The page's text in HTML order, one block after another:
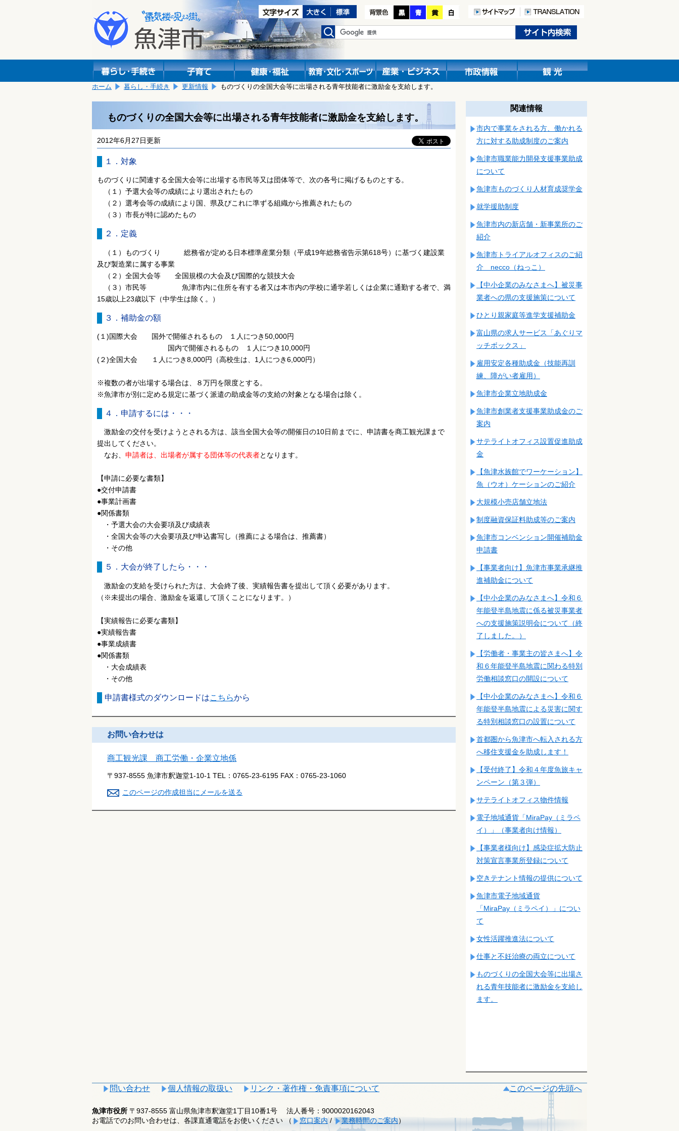
し
ホーム 暮らし・手続き 更新情報 ものづくりの全国大会等に出場される青年技能者に激励金を支給します。
ものづくりの全国大会等に出場される青年技能者に激励金を支給します。
2012年6月27日更新
１．対象
ものづくりに関連する全国大会等に出場する市民等又は団体等で、次の各号に掲げるものとする。
（１）予選大会等の成績により選出されたもの
（２）選考会等の成績により国、県及びこれに準ずる組織から推薦されたもの
（３）市長が特に認めたもの
２．定義
（１）ものづくり 総務省が定める日本標準産業分類（平成19年総務省告示第618号）に基づく建設業
及び製造業に属する事業
（２）全国大会等 全国規模の大会及び国際的な競技大会
（３）市民等 魚津市内に住所を有する者又は本市内の学校に通学若しくは企業に通勤する者で、満
15歳以上23歳以下（中学生は除く。）
３．補助金の額
(１)国際大会 国外で開催されるもの １人につき50,000円
国内で開催されるもの １人につき10,000円
(２)全国大会 １人につき8,000円（高校生は、1人につき6,000円）
※複数の者が出場する場合は、８万円を限度とする。
※魚津市が別に定める規定に基づく派遣の助成金等の支給の対象となる場合は除く。
４．申請するには・・・
激励金の交付を受けようとされる方は、該当全国大会等の開催日の10日前までに、申請書を商工観光課まで
提出してください。
なお、 申請者は、出場者が属する団体等の代表者となります。
【申請に必要な書類】
●交付申請書
●事業計画書
●関係書類
・予選大会の大会要項及び成績表
・全国大会等の大会要項及び申込書写し（推薦による場合は、推薦書）
・その他
５．大会が終了したら・・・
激励金の支給を受けられた方は、大会終了後、実績報告書を提出して頂く必要があります。
（※未提出の場合、激励金を返還して頂くことになります。）
【実績報告に必要な書類】
●実績報告書
●事業成績書
●関係書類
・大会成績表
・その他
申請書様式のダウンロードはこちらから
お問い合わせは
商工観光課 商工労働・企業立地係
〒937-8555 魚津市釈迦堂1-10-1 TEL： 0765-23-6195 FAX： 0765-23-1060
このページの作成担当にメールを送る
関連情報
市内で事業をされる方、働かれる
方に対する助成制度のご案内
魚津市職業能力開発支援事業助成
について
魚津市ものづくり人材育成奨学金
就学援助制度
魚津市内の新店舗・新事業所のご
紹介
魚津市トライアルオフィスのご紹
介 necco（ねっこ）
【中小企業のみなさまへ】被災事
業者への県の支援施策について
ひとり親家庭等進学支援補助金
富山県の求人サービス「あぐりマ
ッチボックス」
雇用安定各種助成金（技能再訓
練、障がい者雇用）
魚津市企業立地助成金
魚津市創業者支援事業助成金のご
案内
サテライトオフィス設置促進助成
金
【魚津水族館でワーケーション】
魚（ウオ）ケーションのご紹介
大規模小売店舗立地法
制度融資保証料助成等のご案内
魚津市コンベンション開催補助金
申請書
【事業者向け】魚津市事業承継推
進補助金について
【中小企業のみなさまへ】令和６
年能登半島地震に係る被災事業者
への支援施策説明会について（終
了しました。）
【労働者・事業主の皆さまへ】令
和６年能登半島地震に関わる特別
労働相談窓口の開設について
【中小企業のみなさまへ】令和６
年能登半島地震による災害に関す
る特別相談窓口の設置について
首都圏から魚津市へ転入される方
へ移住支援金を助成します！
【受付終了】令和４年度魚旅キャ
ンペーン（第３弾）
サテライトオフィス物件情報
電子地域通貨「MiraPay（ミラペ
イ）」（事業者向け情報）
【事業者様向け】感染症拡大防止
対策宣言事業所登録について
空きテナント情報の提供について
魚津市電子地域通貨
「MiraPay（ミラペイ）」につい
て
女性活躍推進法について
仕事と不妊治療の両立について
ものづくりの全国大会等に出場さ
れる青年技能者に激励金を支給し
ます。
問い合わせ 個人情報の取扱い リンク・著作権・免責事項について このページの先頭へ
魚津市役所 〒937-8555 富山県魚津市釈迦堂1丁目10番1号
法人番号：9000020162043
お電話でのお問い合わせは、各課直通電話をお使いください （
窓口案内/ 業務時間のご案内）